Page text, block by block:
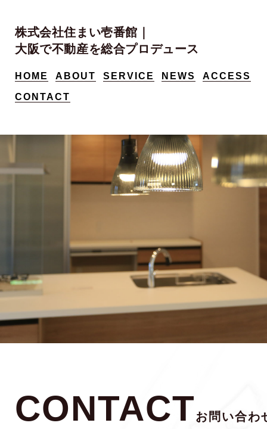
株式会社住まい壱番館｜
大阪で不動産を総合プロデュース
HOME ABOUT SERVICE NEWS ACCESS
CONTACT
CONTACTお問い合わ